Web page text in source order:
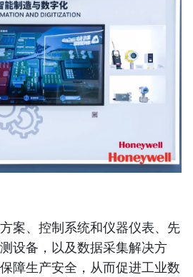
案、控制系统和仪器仪表、先
设备，以及数据采集解决方
障生产安全，从而促进工业数